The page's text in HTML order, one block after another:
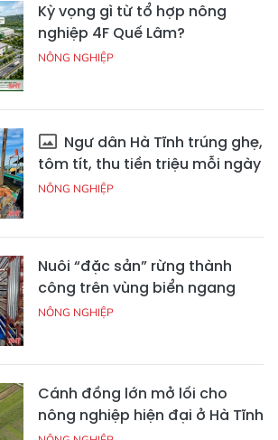
Kỳ vọng gì từ tổ hợp nông
nghiệp 4F Quế Lâm?
NÔNG NGHIỆP
Ngư dân Hà Tĩnh trúng ghẹ,
tôm tít, thu tiền triệu mỗi ngày
NÔNG NGHIỆP
Nuôi “đặc sản” rừng thành
công trên vùng biển ngang
NÔNG NGHIỆP
Cánh đồng lớn mở lối cho
nông nghiệp hiện đại ở Hà Tĩnh